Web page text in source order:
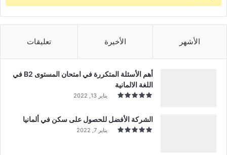
الأشهر الأخيرة تعليقات
أهم الأسئلة المتكررة في امتحان المستوى B2 في
اللغة الالمانية
يناير 13, 2022
الشركة الأفضل للحصول على سكن في ألمانيا
يناير 7, 2022